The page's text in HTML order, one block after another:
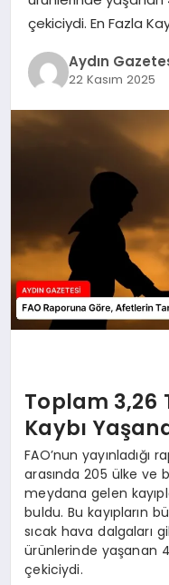
EĞITIM
DÜNYA
çekiciydi. En Fazla
Aydın
22 Kasım 2025
Toplam 3,26
Kaybı
FAO’nun yayınladığı
arasında 205 ülke ve
meydana gelen
buldu. Bu kayıpların
sıcak hava dalgaları
ürünlerinde yaşanan
çekiciydi.